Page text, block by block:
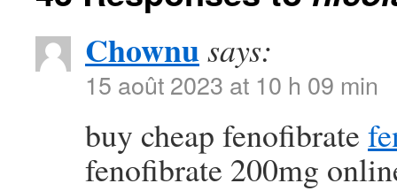
Chownusays:
15 août 2023 at 10 h 09 min
buy cheap fenofibrate
fenofibrate 200mg